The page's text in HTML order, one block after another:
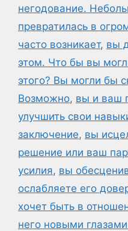
негодование.
превратилась в
часто возникает, вы
этом. Что бы вы
этого? Вы могли бы
Возможно, вы и ваш
улучшить свои
заключение, вы
решение или ваш
усилия, вы
ослабляете его
хочет быть в
него новыми